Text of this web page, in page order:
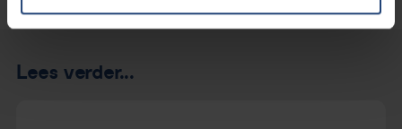
Lees verder...